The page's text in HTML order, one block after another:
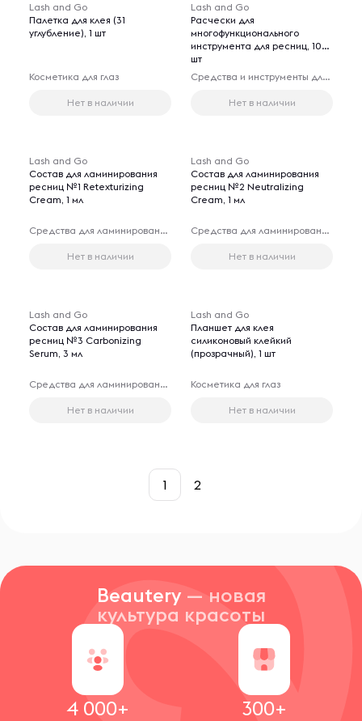
Lash and Go
Палетка для клея (31
углубление), 1 шт
Косметика для глаз
Нет в наличии
Lash and Go
Расчески для
многофункционального
инструмента для ресниц, 10
шт
Средства и инструменты для наращивания ресниц
Нет в наличии
Lash and Go
Состав для ламинирования
ресниц №1 Retexturizing
Cream, 1 мл
Средства для ламинирования и биозавивки ресниц
Нет в наличии
Lash and Go
Состав для ламинирования
ресниц №2 Neutralizing
Cream, 1 мл
Средства для ламинирования и биозавивки ресниц
Нет в наличии
Lash and Go
Состав для ламинирования
ресниц №3 Carbonizing
Serum, 3 мл
Средства для ламинирования и биозавивки ресниц
Нет в наличии
Lash and Go
Планшет для клея
силиконовый клейкий
(прозрачный), 1 шт
Косметика для глаз
Нет в наличии
1 2
Beautery — новая
культура красоты
4 000+ 300+